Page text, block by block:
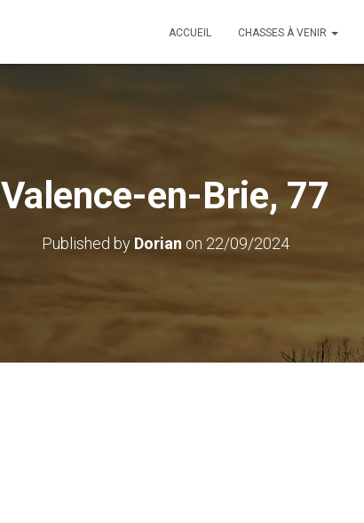
ACCUEIL CHASSES À VENIR
Valence-en-Brie, 77
Published by Dorian on 22/09/2024